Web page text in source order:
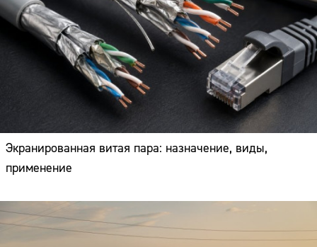
Экранированная витая пара: назначение, виды,
применение